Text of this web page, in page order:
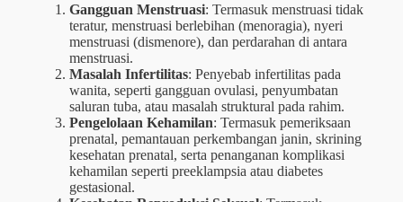
Gangguan Menstruasi: Termasuk menstruasi tidak
teratur, menstruasi berlebihan (menoragia), nyeri
menstruasi (dismenore), dan perdarahan di antara
menstruasi.
Masalah Infertilitas: Penyebab infertilitas pada
wanita, seperti gangguan ovulasi, penyumbatan
saluran tuba, atau masalah struktural pada rahim.
Pengelolaan Kehamilan: Termasuk pemeriksaan
prenatal, pemantauan perkembangan janin, skrining
kesehatan prenatal, serta penanganan komplikasi
kehamilan seperti preeklampsia atau diabetes
gestasional.